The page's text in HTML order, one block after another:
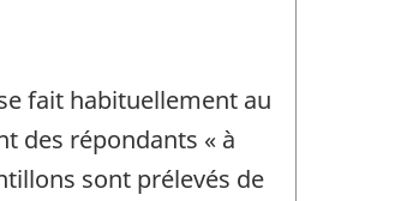
fait habituellement au
des répondants « à
sont prélevés de